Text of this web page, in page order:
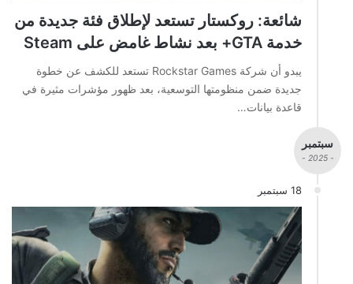
شائعة: روكستار تستعد لإطلاق فئة جديدة من
خدمة GTA+ بعد نشاط غامض على Steam
يبدو أن شركة Rockstar Games تستعد للكشف عن خطوة
جديدة ضمن منظومتها التوسعية، بعد ظهور مؤشرات مثيرة في
قاعدة بيانات…
سبتمبر
- 2025 -
18 سبتمبر